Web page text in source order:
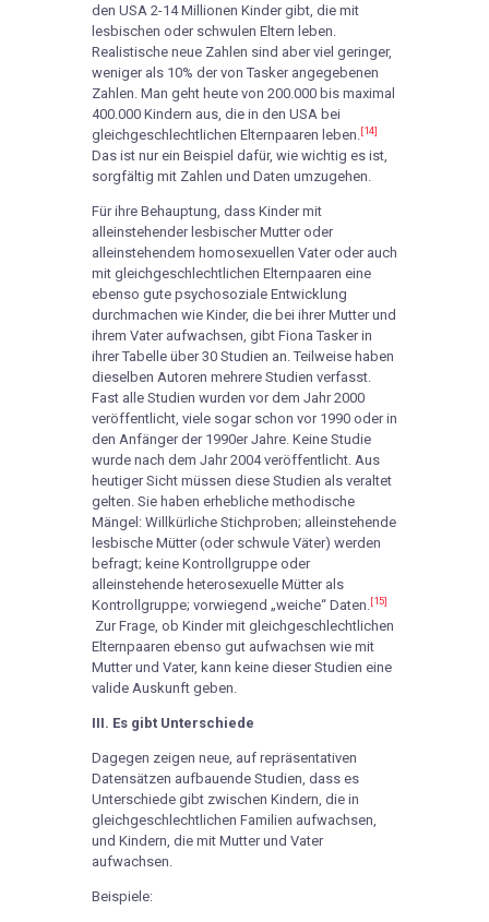
den USA 2-14 Millionen Kinder gibt, die mit
lesbischen oder schwulen Eltern leben.
Realistische neue Zahlen sind aber viel geringer,
weniger als 10% der von Tasker angegebenen
Zahlen. Man geht heute von 200.000 bis maximal
400.000 Kindern aus, die in den USA bei
gleichgeschlechtlichen Elternpaaren leben.[14]
Das ist nur ein Beispiel dafür, wie wichtig es ist,
sorgfältig mit Zahlen und Daten umzugehen.
Für ihre Behauptung, dass Kinder mit
alleinstehender lesbischer Mutter oder
alleinstehendem homosexuellen Vater oder auch
mit gleichgeschlechtlichen Elternpaaren eine
ebenso gute psychosoziale Entwicklung
durchmachen wie Kinder, die bei ihrer Mutter und
ihrem Vater aufwachsen, gibt Fiona Tasker in
ihrer Tabelle über 30 Studien an. Teilweise haben
dieselben Autoren mehrere Studien verfasst.
Fast alle Studien wurden vor dem Jahr 2000
veröffentlicht, viele sogar schon vor 1990 oder in
den Anfänger der 1990er Jahre. Keine Studie
wurde nach dem Jahr 2004 veröffentlicht. Aus
heutiger Sicht müssen diese Studien als veraltet
gelten. Sie haben erhebliche methodische
Mängel: Willkürliche Stichproben; alleinstehende
lesbische Mütter (oder schwule Väter) werden
befragt; keine Kontrollgruppe oder
alleinstehende heterosexuelle Mütter als
Kontrollgruppe; vorwiegend „weiche“ Daten.[15]
Zur Frage, ob Kinder mit gleichgeschlechtlichen
Elternpaaren ebenso gut aufwachsen wie mit
Mutter und Vater, kann keine dieser Studien eine
valide Auskunft geben.
III. Es gibt Unterschiede
Dagegen zeigen neue, auf repräsentativen
Datensätzen aufbauende Studien, dass es
Unterschiede gibt zwischen Kindern, die in
gleichgeschlechtlichen Familien aufwachsen,
und Kindern, die mit Mutter und Vater
aufwachsen.
Beispiele: